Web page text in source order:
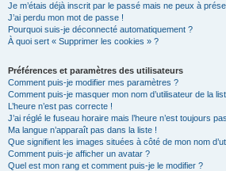
Je m’étais déjà inscrit par le passé mais ne peux à
J’ai perdu mon mot de passe !
Pourquoi suis-je déconnecté automatiquement ?
À quoi sert « Supprimer les cookies » ?
Préférences et paramètres des utilisateurs
Comment puis-je modifier mes paramètres ?
Comment puis-je masquer mon nom d’utilisateur de la
L’heure n’est pas correcte !
J’ai réglé le fuseau horaire mais l’heure n’est toujours
Ma langue n’apparaît pas dans la liste !
Que signifient les images situées à côté de mon nom
Comment puis-je afficher un avatar ?
Quel est mon rang et comment puis-je le modifier ?